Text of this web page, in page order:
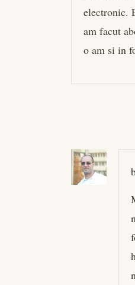
electronic.
am facut
o am si in